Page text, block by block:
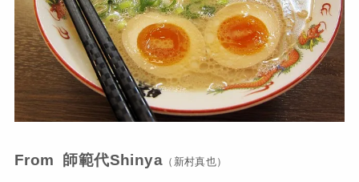
From 師範代Shinya （新村真也）